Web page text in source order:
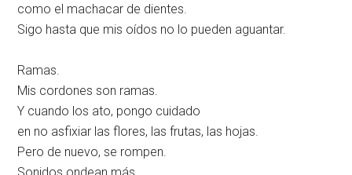
como el machacar de dientes.
Sigo hasta que mis oídos no lo pueden aguantar.
Ramas.
Mis cordones son ramas.
Y cuando los ato, pongo cuidado
en no asfixiar las flores, las frutas, las hojas.
Pero de nuevo, se rompen.
Sonidos ondean más,